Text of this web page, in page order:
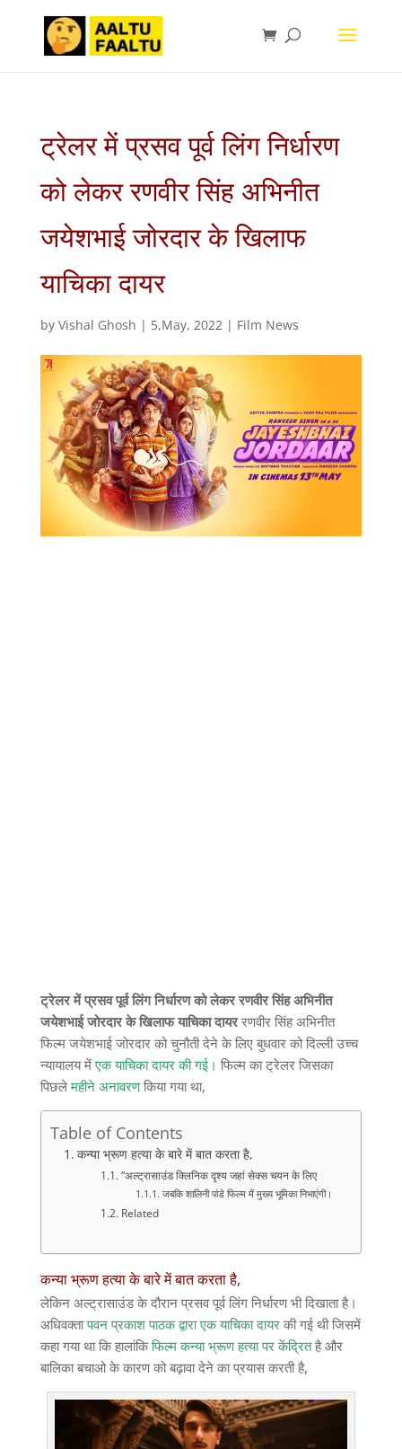
ट्रेलर में प्रसव पूर्व लिंग निर्धारण
को लेकर रणवीर सिंह अभिनीत
जयेशभाई जोरदार के खिलाफ
याचिका दायर
by Vishal Ghosh | 5,May, 2022| Film News
ट्रेलर में प्रसव पूर्व लिंग निर्धारण को लेकर रणवीर सिंह अभिनीत
जयेशभाई जोरदार के खिलाफ याचिका दायररणवीर सिंह अभिनीत
फिल्म जयेशभाई जोरदार को चुनौती देने के लिए बुधवार को दिल्ली उच्च
न्यायालय मेंएक याचिका दायर की गई। फिल्म का ट्रेलर जिसका
पिछलेमहीने अनावरणकिया गया था,
Table of Contents
कन्या भ्रूण हत्या के बारे में बात करता है,
“अल्ट्रासाउंड क्लिनिक दृश्य जहां सेक्स चयन के लिए
जबकि शालिनी पांडे फिल्म में मुख्य भूमिका निभाएंगी।
Related
कन्या भ्रूण हत्या के बारे में बात करता है,
लेकिन अल्ट्रासाउंड के दौरान प्रसव पूर्व लिंग निर्धारण भी दिखाता है।
अधिवक्तापवन प्रकाश पाठक द्वारा एक याचिका दायरकी गई थी जिसमें
कहा गया था कि हालांकिफिल्म कन्या भ्रूण हत्या पर केंद्रितहै और
बालिका बचाओ के कारण को बढ़ावा देने का प्रयास करती है,